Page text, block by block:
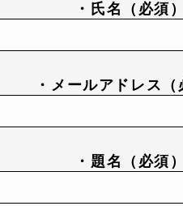
・氏名（必須）
・メールアドレス（
・題名（必須）